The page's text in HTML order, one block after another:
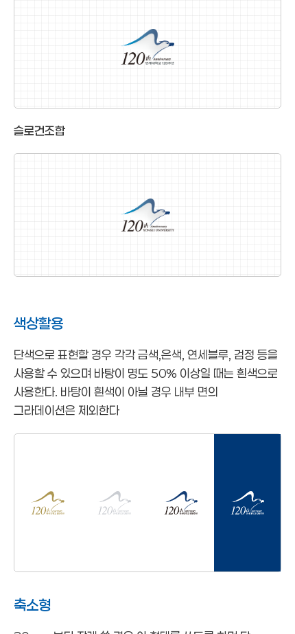
슬로건조합
색상활용
단색으로 표현할 경우 각각 금색,은색, 연세블루, 검정 등을
사용할 수 있으며 바탕이 명도 50% 이상일 때는 흰색으로
사용한다. 바탕이 흰색이 아닐 경우 내부 면의
그라데이션은 제외한다
축소형